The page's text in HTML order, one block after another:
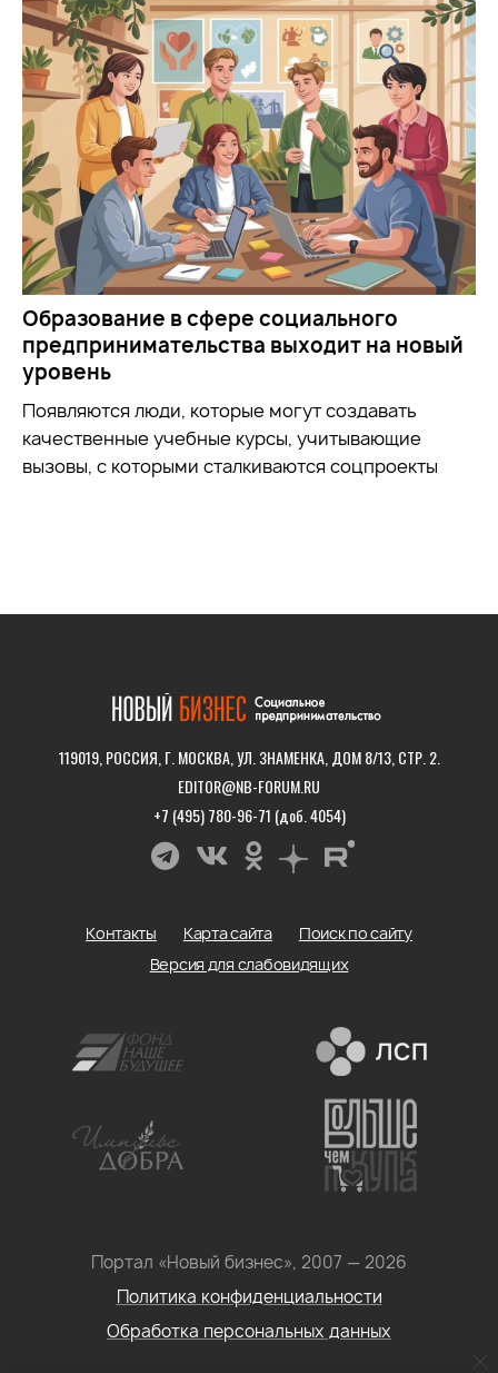
Образование в сфере социального
предпринимательства выходит на новый
уровень
Появляются люди, которые могут создавать
качественные учебные курсы, учитывающие
вызовы, с которыми сталкиваются соцпроекты
119019, РОССИЯ, Г. МОСКВА, УЛ. ЗНАМЕНКА, ДОМ 8/13, СТР. 2.
EDITOR@NB-FORUM.RU
+7 (495) 780-96-71 (доб. 4054)
Портал «Новый бизнес», 2007 — 2026
Политика конфиденциальности
Обработка персональных данных
Контакты Карта сайта
Поиск по сайту
Версия для слабовидящих